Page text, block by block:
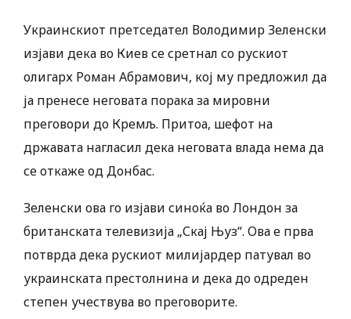
Украинскиот претседател Володимир Зеленски
изјави дека во Киев се сретнал со рускиот
олигарх Роман Абрамович, кој му предложил да
ја пренесе неговата порака за мировни
преговори до Кремљ. Притоа, шефот на
државата нагласил дека неговата влада нема да
се откаже од Донбас.
Зеленски ова го изјави синоќа во Лондон за
британската телевизија „Скај Њуз“. Ова е прва
потврда дека рускиот милијардер патувал во
украинската престолнина и дека до одреден
степен учествува во преговорите.